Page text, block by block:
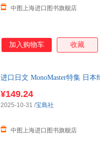
中图上海进口图书旗舰店
加入购物车 收藏
进口日文 MonoMaster特集 日
¥149.24
中图上海进口图书旗舰店
2025-10-31 /宝島社